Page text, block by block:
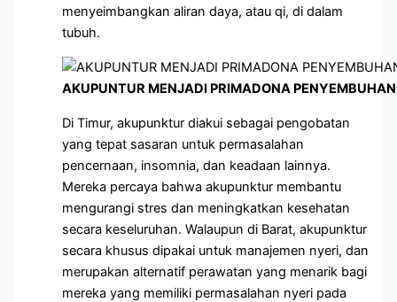
menyeimbangkan aliran daya, atau qi, di dalam
tubuh.
AKUPUNTUR MENJADI PRIMADONA
Di Timur, akupunktur diakui sebagai pengobatan
yang tepat sasaran untuk permasalahan
pencernaan, insomnia, dan keadaan lainnya.
Mereka percaya bahwa akupunktur membantu
mengurangi stres dan meningkatkan kesehatan
secara keseluruhan. Walaupun di Barat, akupunktur
secara khusus dipakai untuk manajemen nyeri, dan
merupakan alternatif perawatan yang menarik bagi
mereka yang memiliki permasalahan nyeri pada